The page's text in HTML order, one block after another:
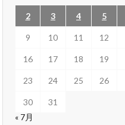
2 3 4 5
9 10 11 12
16 17 18 19
23 24 25 26
30
31
« 7月